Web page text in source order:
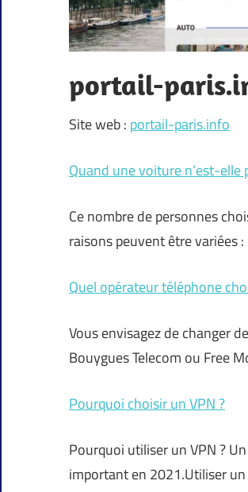
portail-
Site web : portail-paris.info
Quand une voiture n’est-elle
Ce nombre de personnes
raisons peuvent être variées
Quel opérateur téléphone
Vous envisagez de changer
Bouygues Telecom ou Free
Pourquoi choisir un VPN ?
Pourquoi utiliser un VPN ?
important en 2021.Utiliser